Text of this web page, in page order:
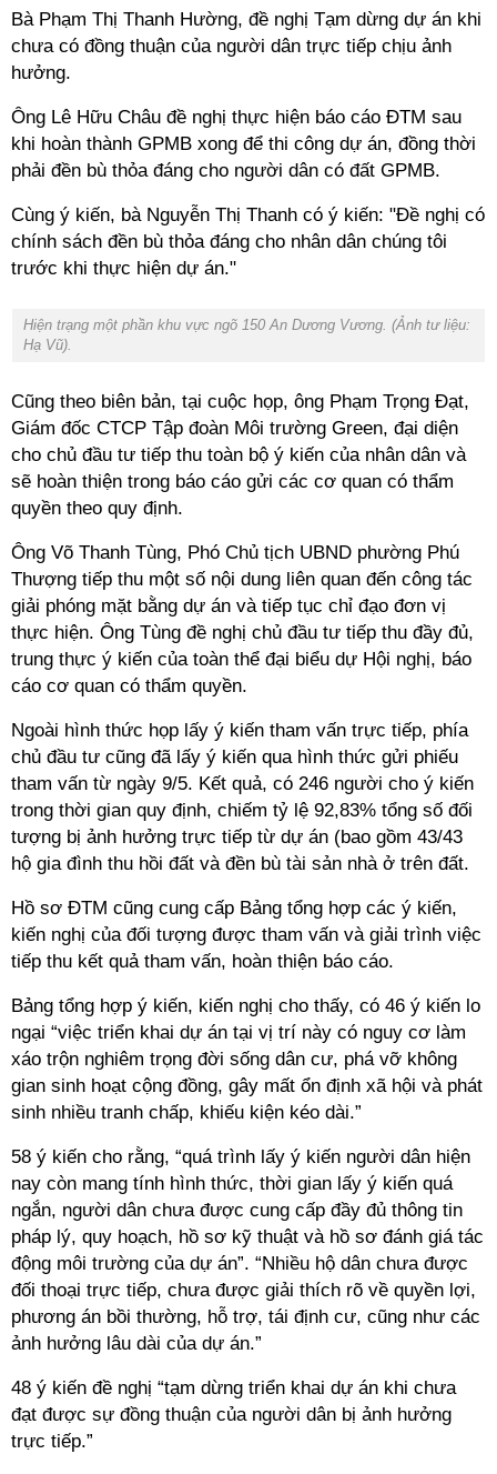
Bà Phạm Thị Thanh Hường, đề nghị Tạm dừng dự án khi
chưa có đồng thuận của người dân trực tiếp chịu ảnh
hưởng.
Ông Lê Hữu Châu đề nghị thực hiện báo cáo ĐTM sau
khi hoàn thành GPMB xong để thi công dự án, đồng thời
phải đền bù thỏa đáng cho người dân có đất GPMB.
Cùng ý kiến, bà Nguyễn Thị Thanh có ý kiến: "Đề nghị có
chính sách đền bù thỏa đáng cho nhân dân chúng tôi
trước khi thực hiện dự án."
Hiện trạng một phần khu vực ngõ 150 An Dương Vương. (Ảnh tư liệu:
Hạ Vũ).
Cũng theo biên bản, tại cuộc họp, ông Phạm Trọng Đạt,
Giám đốc CTCP Tập đoàn Môi trường Green, đại diện
cho chủ đầu tư tiếp thu toàn bộ ý kiến của nhân dân và
sẽ hoàn thiện trong báo cáo gửi các cơ quan có thẩm
quyền theo quy định.
Ông Võ Thanh Tùng, Phó Chủ tịch UBND phường Phú
Thượng tiếp thu một số nội dung liên quan đến công tác
giải phóng mặt bằng dự án và tiếp tục chỉ đạo đơn vị
thực hiện. Ông Tùng đề nghị chủ đầu tư tiếp thu đầy đủ,
trung thực ý kiến của toàn thể đại biểu dự Hội nghị, báo
cáo cơ quan có thẩm quyền.
Ngoài hình thức họp lấy ý kiến tham vấn trực tiếp, phía
chủ đầu tư cũng đã lấy ý kiến qua hình thức gửi phiếu
tham vấn từ ngày 9/5. Kết quả, có 246 người cho ý kiến
trong thời gian quy định, chiếm tỷ lệ 92,83% tổng số đối
tượng bị ảnh hưởng trực tiếp từ dự án (bao gồm 43/43
hộ gia đình thu hồi đất và đền bù tài sản nhà ở trên đất.
Hồ sơ ĐTM cũng cung cấp Bảng tổng hợp các ý kiến,
kiến nghị của đối tượng được tham vấn và giải trình việc
tiếp thu kết quả tham vấn, hoàn thiện báo cáo.
Bảng tổng hợp ý kiến, kiến nghị cho thấy, có 46 ý kiến lo
ngại “việc triển khai dự án tại vị trí này có nguy cơ làm
xáo trộn nghiêm trọng đời sống dân cư, phá vỡ không
gian sinh hoạt cộng đồng, gây mất ổn định xã hội và phát
sinh nhiều tranh chấp, khiếu kiện kéo dài.”
58 ý kiến cho rằng, “quá trình lấy ý kiến người dân hiện
nay còn mang tính hình thức, thời gian lấy ý kiến quá
ngắn, người dân chưa được cung cấp đầy đủ thông tin
pháp lý, quy hoạch, hồ sơ kỹ thuật và hồ sơ đánh giá tác
động môi trường của dự án”. “Nhiều hộ dân chưa được
đối thoại trực tiếp, chưa được giải thích rõ về quyền lợi,
phương án bồi thường, hỗ trợ, tái định cư, cũng như các
ảnh hưởng lâu dài của dự án.”
48 ý kiến đề nghị “tạm dừng triển khai dự án khi chưa
đạt được sự đồng thuận của người dân bị ảnh hưởng
trực tiếp.”